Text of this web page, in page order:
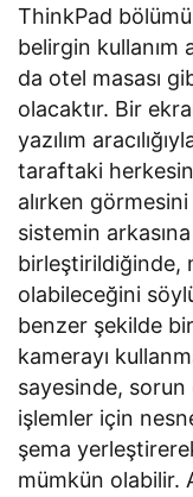
ThinkPad
belirgin kullanım
da otel masası
olacaktır. Bir
yazılım
taraftaki
alırken
sistemin
birleştirildiğinde,
olabileceğini
benzer şekilde
kamerayı
sayesinde,
işlemler için
şema
mümkün olabilir.